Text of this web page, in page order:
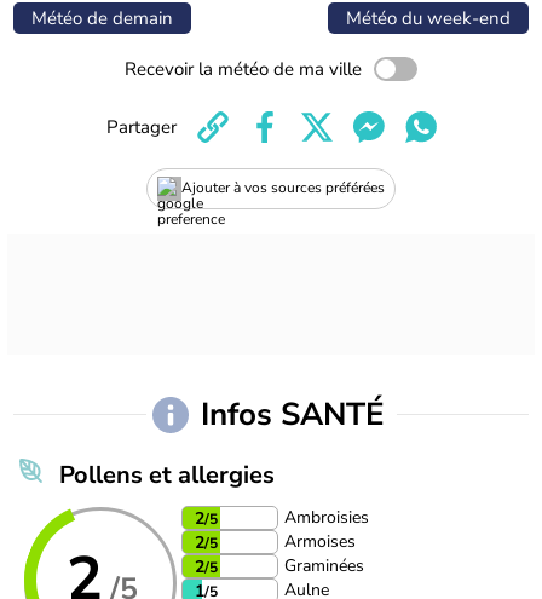
Météo de demain Météo du week-end
Recevoir la météo de ma ville
Ajouter à vos sources préférées
Partager
Infos SANTÉ
Pollens et allergies
2 /5
2/5
Ambroisies
2/5
Armoises
2/5
Graminées
1/5
Aulne